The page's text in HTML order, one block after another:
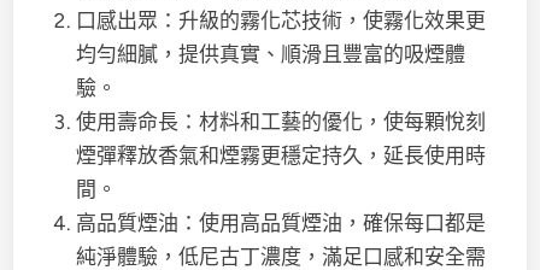
口感出眾：升級的霧化芯技術，使霧化效果更
均勻細膩，提供真實、順滑且豐富的吸煙體
驗。
使用壽命長：材料和工藝的優化，使每顆悅刻
煙彈釋放香氣和煙霧更穩定持久，延長使用時
間。
高品質煙油：使用高品質煙油，確保每口都是
純淨體驗，低尼古丁濃度，滿足口感和安全需